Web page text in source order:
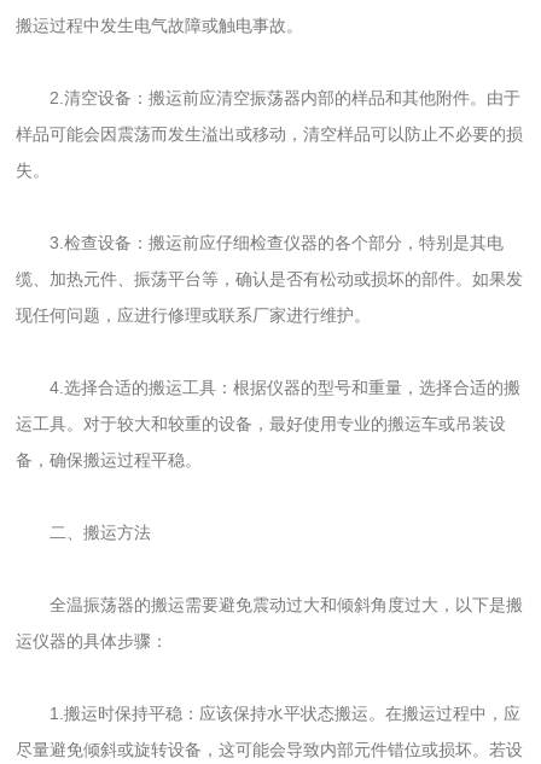
搬运过程中发生电气故障或触电事故。
2.清空设备：搬运前应清空振荡器内部的样品和其他附件。由于
样品可能会因震荡而发生溢出或移动，清空样品可以防止不必要的损
失。
3.检查设备：搬运前应仔细检查仪器的各个部分，特别是其电
缆、加热元件、振荡平台等，确认是否有松动或损坏的部件。如果发
现任何问题，应进行修理或联系厂家进行维护。
4.选择合适的搬运工具：根据仪器的型号和重量，选择合适的搬
运工具。对于较大和较重的设备，最好使用专业的搬运车或吊装设
备，确保搬运过程平稳。
二、搬运方法
全温振荡器的搬运需要避免震动过大和倾斜角度过大，以下是搬
运仪器的具体步骤：
1.搬运时保持平稳：应该保持水平状态搬运。在搬运过程中，应
尽量避免倾斜或旋转设备，这可能会导致内部元件错位或损坏。若设